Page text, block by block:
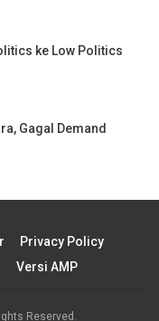
ke Low Politics
Gagal Demand
Privacy Policy
Versi AMP
Reserved.